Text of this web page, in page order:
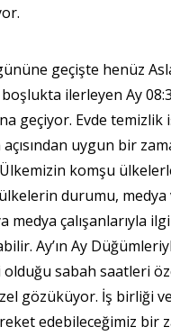
geçişte henüz
ilerleyen Ay
geçiyor. Evde temizlik
uygun bir
komşu
durumu, medya
medya çalışanlarıyla
Ay’ın Ay
olduğu sabah saatleri
gözüküyor. İş birliği
edebileceğimiz bir